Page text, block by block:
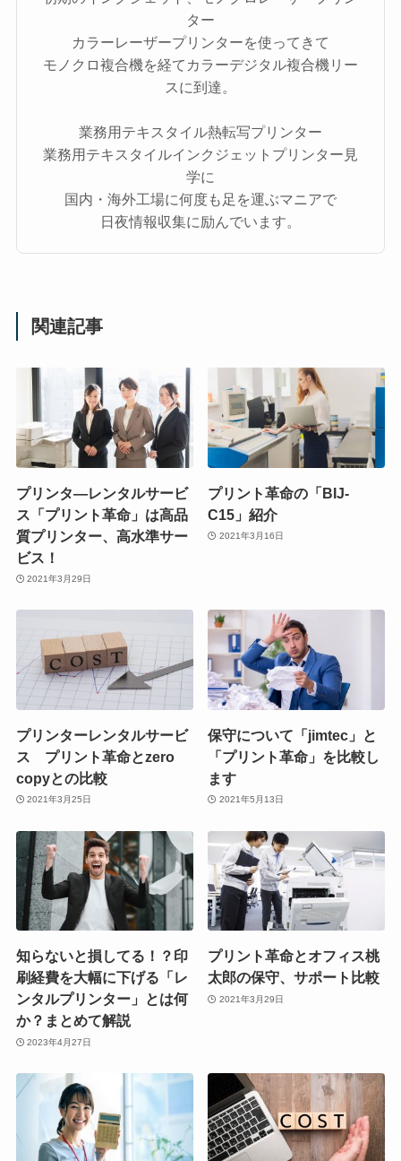
ター
カラーレーザープリンターを使ってきて
モノクロ複合機を経てカラーデジタル複合機リー
スに到達。
業務用テキスタイル熱転写プリンター
業務用テキスタイルインクジェットプリンター見
学に
国内・海外工場に何度も足を運ぶマニアで
日夜情報収集に励んでいます。
関連記事
プリンタ―レンタルサービ
ス「プリント革命」は高品
質プリンター、高水準サー
ビス！
2021年3月29日
プリント革命の「BIJ-
C15」紹介
2021年3月16日
プリンターレンタルサービ
ス プリント革命とzero
copyとの比較
2021年3月25日
保守について「jimtec」と
「プリント革命」を比較し
ます
2021年5月13日
知らないと損してる！？印
刷経費を大幅に下げる「レ
ンタルプリンター」とは何
か？まとめて解説
2023年4月27日
プリント革命とオフィス桃
太郎の保守、サポート比較
2021年3月29日